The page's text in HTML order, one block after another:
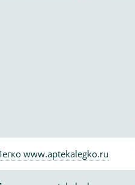
www.aptekalegko.ru